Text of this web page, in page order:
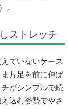
）。
ストレッチ
ていないケース
片足を前に伸ば
がシンプルで続
込む姿勢でやさ